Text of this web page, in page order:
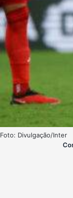
Foto: Divulgação/Inter